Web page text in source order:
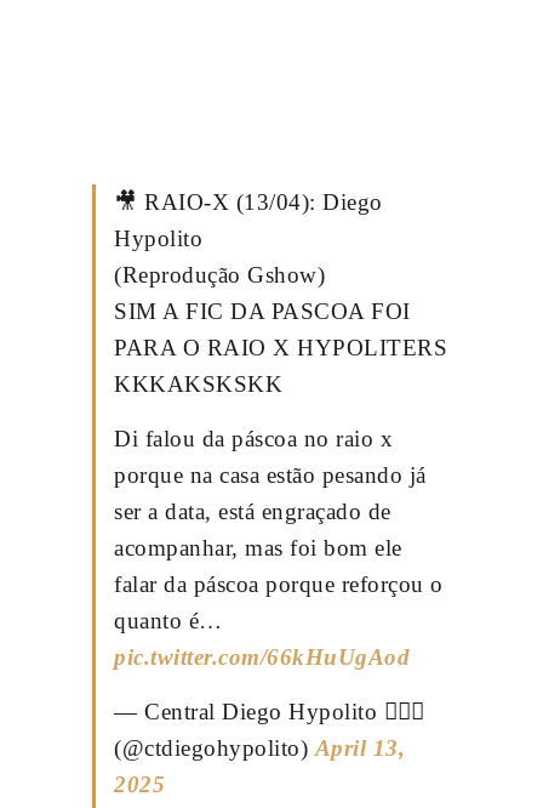
🎥 RAIO-X (13/04): Diego
Hypolito
(Reprodução Gshow)
SIM A FIC DA PASCOA FOI
PARA O RAIO X HYPOLITERS
KKKAKSKSKK
Di falou da páscoa no raio x
porque na casa estão pesando já
ser a data, está engraçado de
acompanhar, mas foi bom ele
falar da páscoa porque reforçou o
quanto é…
pic.twitter.com/66kHuUgAod
— Central Diego Hypolito 🤸🏻‍♂️
(@ctdiegohypolito) April 13,
2025